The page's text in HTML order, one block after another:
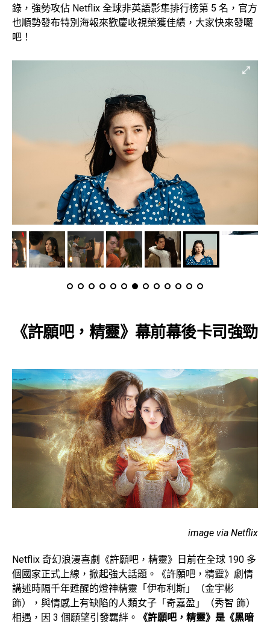
錄，強勢攻佔 Netflix 全球非英語影集排行榜第 5 名，官方
也順勢發布特別海報來歡慶收視榮獲佳績，大家快來發囉
吧！
《許願吧，精靈》幕前幕後卡司強勁
image via Netflix
Netflix 奇幻浪漫喜劇《許願吧，精靈》日前在全球 190 多
個國家正式上線，掀起強大話題。《許願吧，精靈》劇情
講述時隔千年甦醒的燈神精靈「伊布利斯」（金宇彬
飾），與情感上有缺陷的人類女子「奇嘉盈」（秀智 飾）
相遇，因 3 個願望引發羈絆。
《許願吧，精靈》是《黑暗